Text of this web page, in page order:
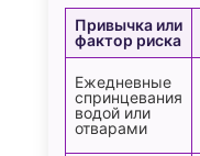
Привычка или
фактор риска
Ежедневные
спринцевания
водой или
отварами